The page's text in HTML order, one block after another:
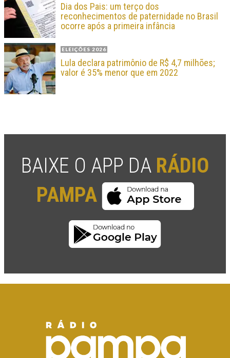
Dia dos Pais: um terço dos
reconhecimentos de paternidade no Brasil
ocorre após a primeira infância
ELEIÇÕES 2026
Lula declara patrimônio de R$ 4,7 milhões;
valor é 35% menor que em 2022
BAIXE O APP DA RÁDIO
PAMPA